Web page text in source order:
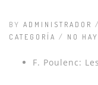
BY ADMINISTRADOR
CATEGORÍA / NO
F. Poulenc: